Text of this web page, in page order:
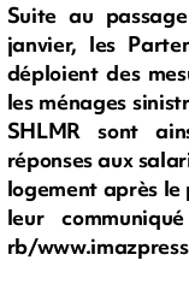
Suite au
janvier, les
déploient des
les ménages
SHLMR sont
réponses aux
logement après le
leur
rb/